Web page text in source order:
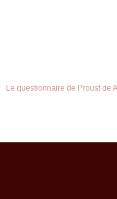
Le questionnaire de Proust de